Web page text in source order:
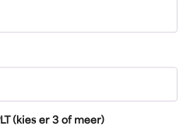
(kies er 3 of meer)